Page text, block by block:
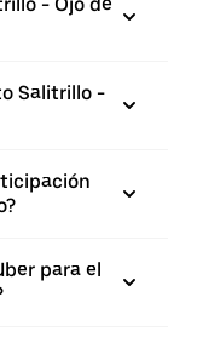
Salitrillo -
para el